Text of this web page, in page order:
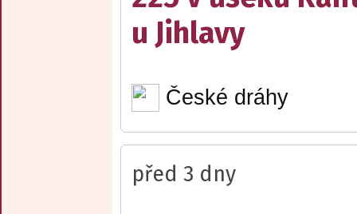
u Jihlavy
České dráhy
před 3 dny